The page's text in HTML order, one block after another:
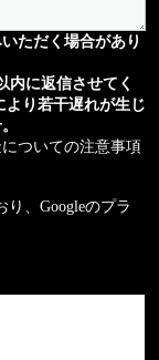
ただく場合があり
内に返信させてく
より若干遅れが生じ
ついての注意事項
り、Googleのプラ